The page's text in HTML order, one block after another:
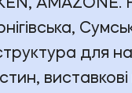
AMAZONE.
для